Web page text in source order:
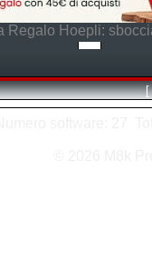
Regalo Hoepli:
[